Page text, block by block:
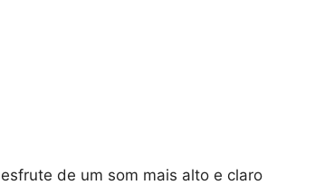
de um som mais alto e claro